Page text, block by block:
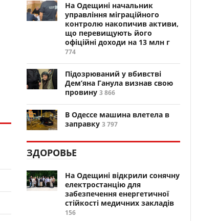
На Одещині начальник
управління міграційного
контролю накопичив активи,
що перевищують його
офіційні доходи на 13 млн г
774
Підозрюваний у вбивстві
Дем’яна Ганула визнав свою
провину 3 866
В Одессе машина влетела в
заправку 3 797
ЗДОРОВЬЕ
На Одещині відкрили сонячну
електростанцію для
забезпечення енергетичної
стійкості медичних закладів
156